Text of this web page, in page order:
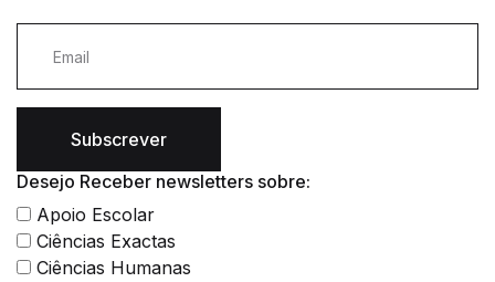
Subscrever
Desejo Receber newsletters sobre:
Apoio Escolar
Ciências Exactas
Ciências Humanas